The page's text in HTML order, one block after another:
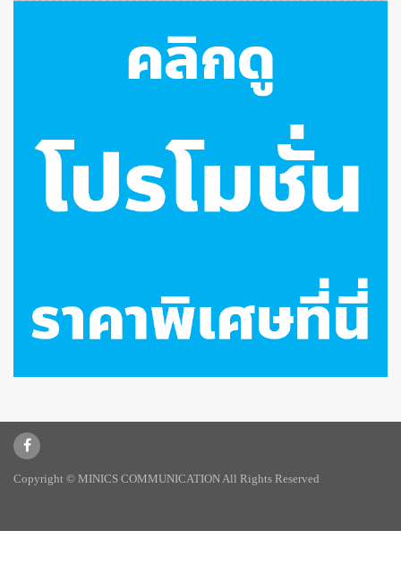
Copyright © MINICS COMMUNICATION All Rights Reserved